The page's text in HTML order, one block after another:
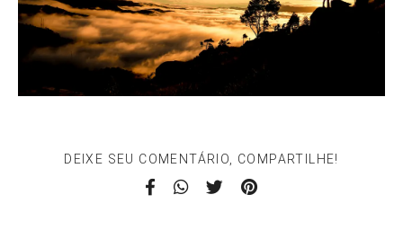
DEIXE SEU COMENTÁRIO, COMPARTILHE!